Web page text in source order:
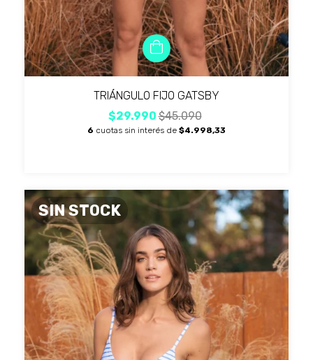
TRIÁNGULO FIJO GATSBY
$29.990$45.090
6 cuotas sin interés de $4.998,33
SIN STOCK